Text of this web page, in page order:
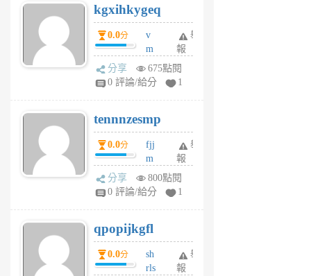
6
個
月
前
kgxihkygeq
0.0分
v
m
sg
sr
6
個
月
前
舉
報
分享
675點閱
0 評論/給分
1
tennnzesmp
0.0分
fjj
m
w
rs
6
個
月
前
舉
報
分享
800點閱
0 評論/給分
1
qpopijkgfl
0.0分
sh
rls
舉
報